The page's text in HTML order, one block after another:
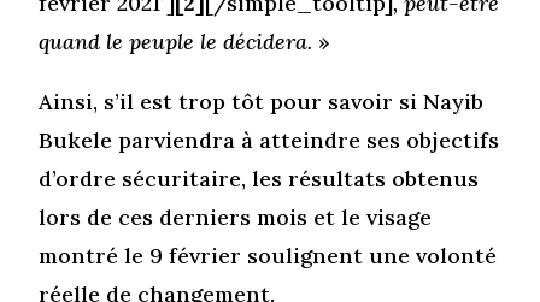
quand le peuple le décidera. »
Ainsi, s’il est trop tôt pour savoir si Nayib
Bukele parviendra à atteindre ses objectifs
d’ordre sécuritaire, les résultats obtenus
lors de ces derniers mois et le visage
montré le 9 février soulignent une volonté
réelle de changement.